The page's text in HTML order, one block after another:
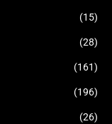
(15)
(28)
(161)
(196)
(26)